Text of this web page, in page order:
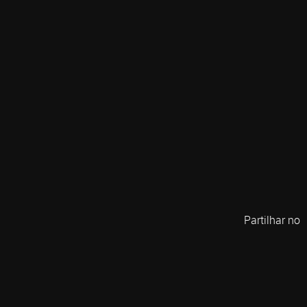
Partilhar no